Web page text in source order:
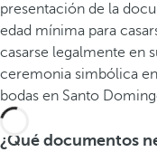
presentación de la
edad mínima para
casarse legalmente en
ceremonia simbólica
bodas en Santo
¿Qué documentos